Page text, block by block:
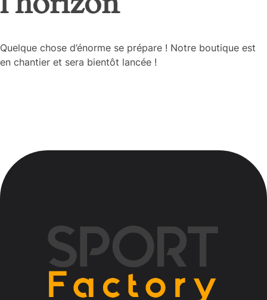
Quelque chose d’énorme se prépare ! Notre boutique est
en chantier et sera bientôt lancée !